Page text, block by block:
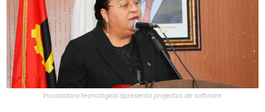
Incubadora tecnológica apresenta projectos de software